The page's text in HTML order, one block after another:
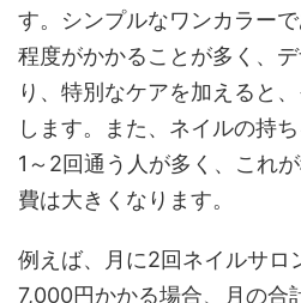
す。シンプルなワンカラー
程度がかかることが多く、
り、特別なケアを加えると
します。また、ネイルの持
1～2回通う人が多く、これ
費は大きくなります。
例えば、月に2回ネイルサロ
7,000円かかる場合、月の合